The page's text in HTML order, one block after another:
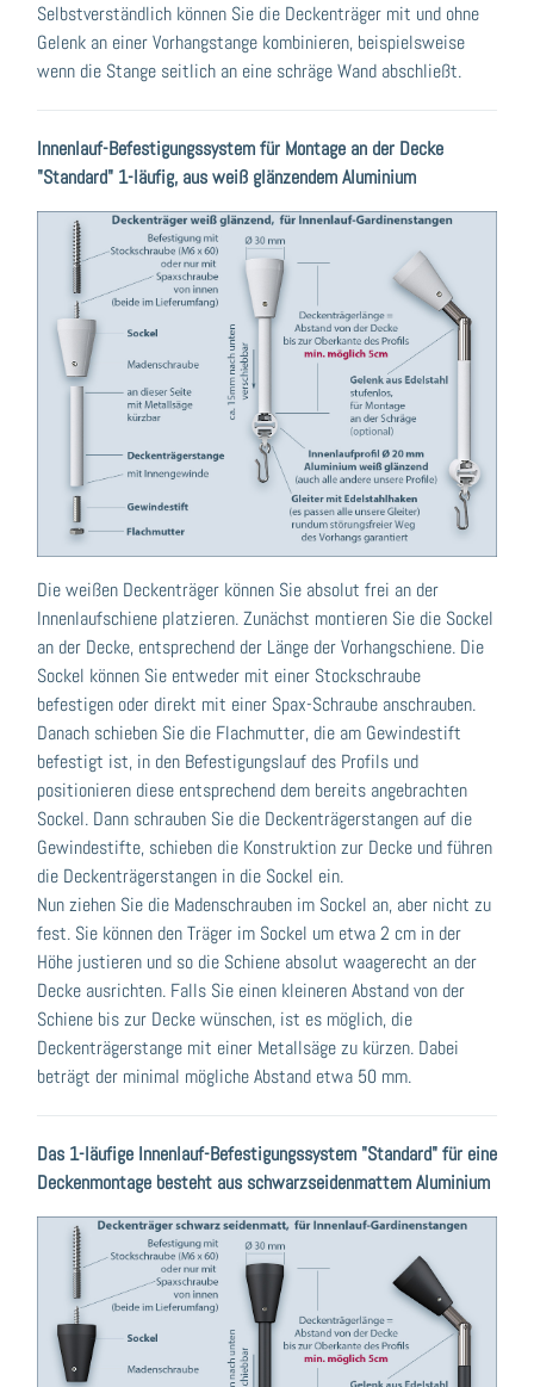
Selbstverständlich können Sie die Deckenträger mit und ohne
Gelenk an einer Vorhangstange kombinieren, beispielsweise
wenn die Stange seitlich an eine schräge Wand abschließt.
Innenlauf-Befestigungssystem für Montage an der Decke
"Standard" 1-läufig, aus weiß glänzendem Aluminium
Die weißen Deckenträger können Sie absolut frei an der
Innenlaufschiene platzieren. Zunächst montieren Sie die Sockel
an der Decke, entsprechend der Länge der Vorhangschiene. Die
Sockel können Sie entweder mit einer Stockschraube
befestigen oder direkt mit einer Spax-Schraube anschrauben.
Danach schieben Sie die Flachmutter, die am Gewindestift
befestigt ist, in den Befestigungslauf des Profils und
positionieren diese entsprechend dem bereits angebrachten
Sockel. Dann schrauben Sie die Deckenträgerstangen auf die
Gewindestifte, schieben die Konstruktion zur Decke und führen
die Deckenträgerstangen in die Sockel ein.
Nun ziehen Sie die Madenschrauben im Sockel an, aber nicht zu
fest. Sie können den Träger im Sockel um etwa 2 cm in der
Höhe justieren und so die Schiene absolut waagerecht an der
Decke ausrichten. Falls Sie einen kleineren Abstand von der
Schiene bis zur Decke wünschen, ist es möglich, die
Deckenträgerstange mit einer Metallsäge zu kürzen. Dabei
beträgt der minimal mögliche Abstand etwa 50 mm.
Das 1-läufige Innenlauf-Befestigungssystem "Standard" für eine
Deckenmontage besteht aus schwarzseidenmattem Aluminium